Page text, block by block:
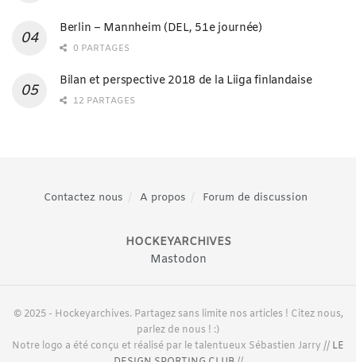
Berlin – Mannheim (DEL, 51e journée)
0 PARTAGES
Bilan et perspective 2018 de la Liiga finlandaise
12 PARTAGES
Contactez nous A propos Forum de discussion
HOCKEYARCHIVES
Mastodon
© 2025 - Hockeyarchives. Partagez sans limite nos articles ! Citez nous,
parlez de nous ! :)
Notre logo a été conçu et réalisé par le talentueux Sébastien Jarry // LE